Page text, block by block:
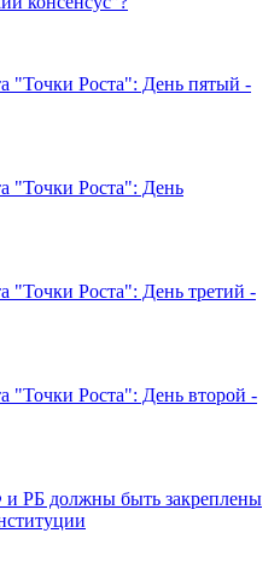
"Точки Роста": День пятый -
"Точки Роста": День
"Точки Роста": День третий -
"Точки Роста": День второй -
РБ должны быть закреплены